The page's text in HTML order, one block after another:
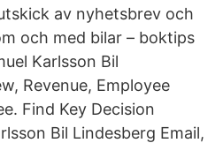
av nyhetsbrev och
och med bilar – boktips
Karlsson Bil
Revenue, Employee
Find Key Decision
Bil Lindesberg Email,